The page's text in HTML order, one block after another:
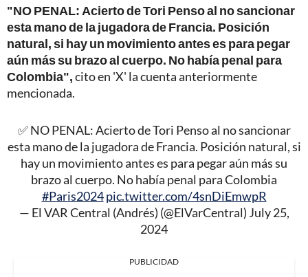
"NO PENAL: Acierto de Tori Penso al no sancionar
esta mano de la jugadora de Francia. Posición
natural, si hay un movimiento antes es para pegar
aún más su brazo al cuerpo. No había penal para
Colombia",cito en 'X' la cuenta anteriormente
mencionada.
✅ NO PENAL: Acierto de Tori Penso al no sancionar
esta mano de la jugadora de Francia. Posición natural, si
hay un movimiento antes es para pegar aún más su
brazo al cuerpo. No había penal para Colombia
#Paris2024 pic.twitter.com/4snDiEmwpR
— El VAR Central (Andrés) (@ElVarCentral) July 25,
2024
PUBLICIDAD